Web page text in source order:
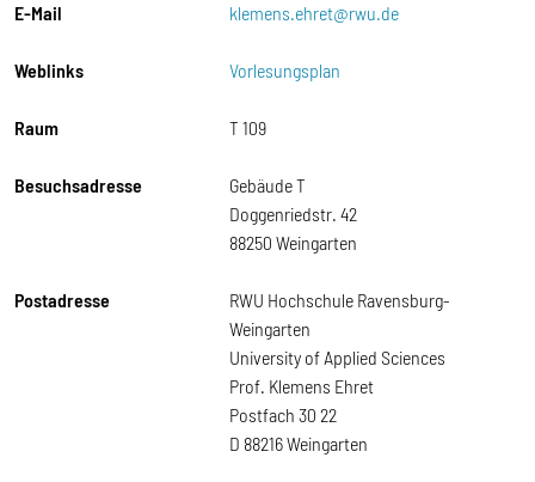
E-Mail klemens.ehret@rwu.de
Weblinks Vorlesungsplan
Raum T 109
Besuchsadresse
Gebäude T
Doggenriedstr. 42
88250 Weingarten
Postadresse
RWU Hochschule Ravensburg-
Weingarten
University of Applied Sciences
Prof. Klemens Ehret
Postfach 30 22
D 88216 Weingarten